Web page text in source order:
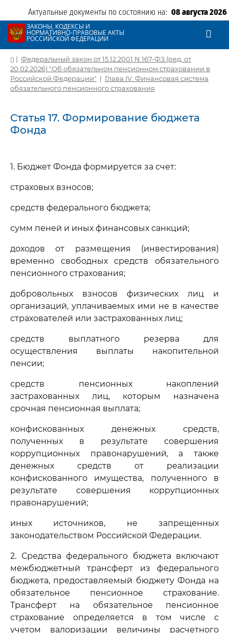
Актуальные документы по состоянию на: 08 августа 2026
ЗАКОНЫ, КОДЕКСЫ И
НОРМАТИВНО-ПРАВОВЫЕ АКТЫ
РОССИЙСКОЙ ФЕДЕРАЦИИ
| Федеральный закон от 15.12.2001 N 167-ФЗ (ред. от
20.02.2026) "Об обязательном пенсионном страховании в
Российской Федерации" | Глава IV. Финансовая система
обязательного пенсионного страхования
Статья 17. Формирование бюджета
Фонда
1. Бюджет Фонда формируется за счет:
страховых взносов;
средств федерального бюджета;
сумм пеней и иных финансовых санкций;
доходов от размещения (инвестирования)
временно свободных средств обязательного
пенсионного страхования;
добровольных взносов физических лиц и
организаций, уплачиваемых ими не в качестве
страхователей или застрахованных лиц;
средств выплатного резерва для
осуществления выплаты накопительной
пенсии;
средств пенсионных накоплений
застрахованных лиц, которым назначена
срочная пенсионная выплата;
конфискованных денежных средств,
полученных в результате совершения
коррупционных правонарушений, а также
денежных средств от реализации
конфискованного имущества, полученного в
результате совершения коррупционных
правонарушений;
иных источников, не запрещенных
законодательством Российской Федерации.
2. Средства федерального бюджета включают
межбюджетный трансферт из федерального
бюджета, предоставляемый бюджету Фонда на
обязательное пенсионное страхование.
Трансферт на обязательное пенсионное
страхование определяется в том числе с
учетом валоризации величины расчетного